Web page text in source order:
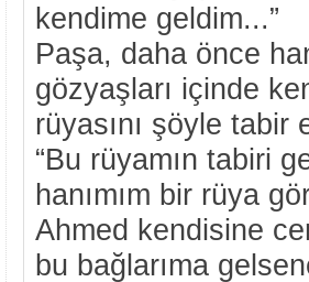
kendime geldim...”
Paşa, daha önce
gözyaşları içinde
rüyasını şöyle tabir
“Bu rüyamın tabiri
hanımım bir rüya
Ahmed kendisine
bu bağlarıma